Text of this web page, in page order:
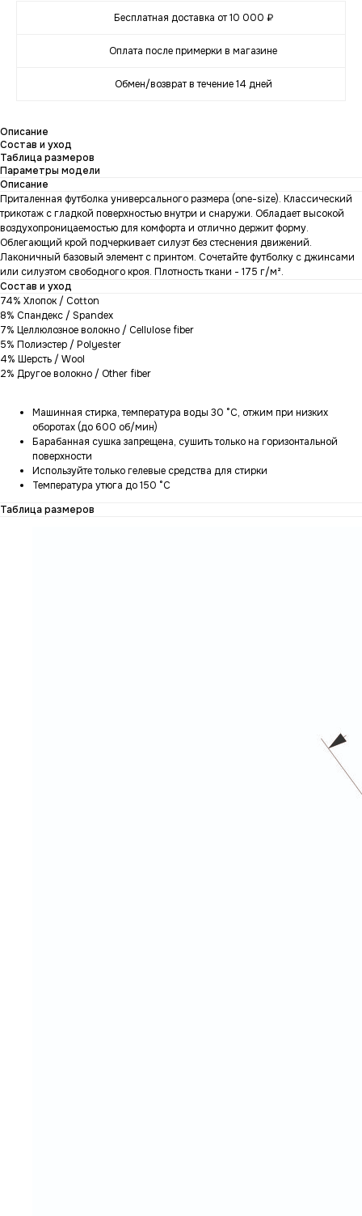
Бесплатная доставка от 10 000 ₽
Оплата после примерки в магазине
Обмен/возврат в течение 14 дней
Описание
Состав и уход
Таблица размеров
Параметры модели
Описание
Приталенная футболка универсального размера (one-size). Классический
трикотаж с гладкой поверхностью внутри и снаружи. Обладает высокой
воздухопроницаемостью для комфорта и отлично держит форму.
Облегающий крой подчеркивает силуэт без стеснения движений.
Лаконичный базовый элемент с принтом. Сочетайте футболку с джинсами
или силуэтом свободного кроя. Плотность ткани - 175 г/м².
Состав и уход
74% Хлопок / Cotton
8% Спандекс / Spandex
7% Целлюлозное волокно / Cellulose fiber
5% Полиэстер / Polyester
4% Шерсть / Wool
2% Другое волокно / Other fiber
Машинная стирка, температура воды 30 °C, отжим при низких
оборотах (до 600 об/мин)
Барабанная сушка запрещена, сушить только на горизонтальной
поверхности
Используйте только гелевые средства для стирки
Температура утюга до 150 °C
Таблица размеров